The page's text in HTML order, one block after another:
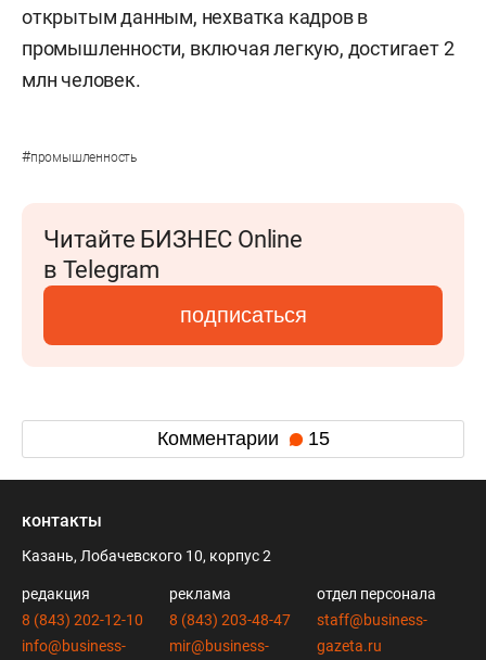
открытым данным, нехватка кадров в
промышленности, включая легкую, достигает 2
млн человек.
#промышленность
Читайте БИЗНЕС Online
в Telegram
подписаться
Комментарии 15
контакты
Казань, Лобачевского 10, корпус 2
редакция
8 (843) 202-12-10
info@business-
реклама
8 (843) 203-48-47
mir@business-
отдел персонала
staff@business-
gazeta.ru